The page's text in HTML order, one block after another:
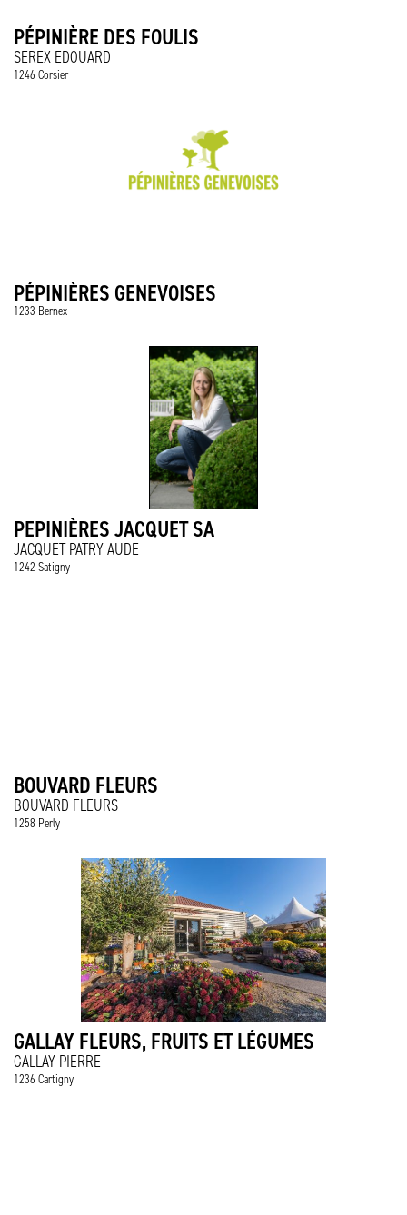
PÉPINIÈRE DES FOULIS
SEREX EDOUARD
1246 Corsier
PÉPINIÈRES GENEVOISES
1233 Bernex
PEPINIÈRES JACQUET SA
JACQUET PATRY AUDE
1242 Satigny
BOUVARD FLEURS
BOUVARD FLEURS
1258 Perly
GALLAY FLEURS, FRUITS ET LÉGUMES
GALLAY PIERRE
1236 Cartigny